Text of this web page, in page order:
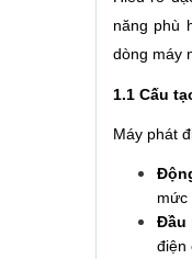
năng phù
dòng máy
1.1 Cấu
Máy phát
mức
Đầu
điện